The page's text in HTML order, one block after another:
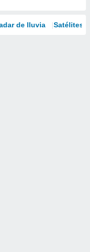
de lluvia Satélites